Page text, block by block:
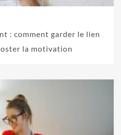
: comment garder le lien
la motivation